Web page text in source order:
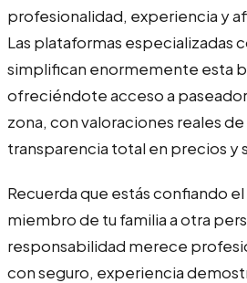
profesionalidad, experiencia y
Las plataformas especializadas
simplifican enormemente esta
ofreciéndote acceso a
zona, con valoraciones reales
transparencia total en precios y
Recuerda que estás confiando
miembro de tu familia a otra
responsabilidad merece
con seguro, experiencia